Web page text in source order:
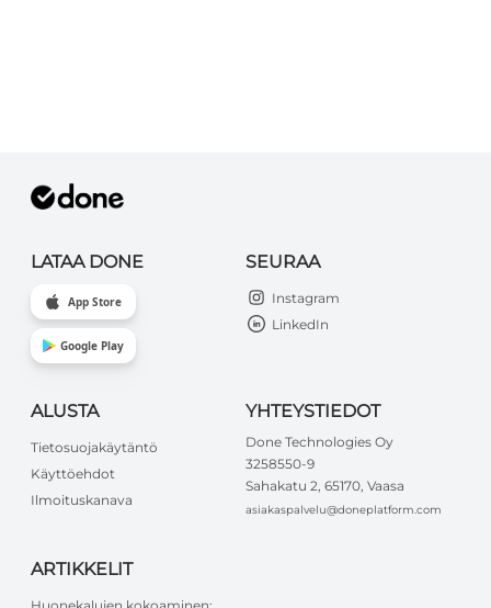
LATAA DONE
App Store
Google Play
SEURAA
Instagram
LinkedIn
ALUSTA
Tietosuojakäytäntö
Käyttöehdot
Ilmoituskanava
YHTEYSTIEDOT
Done Technologies Oy
3258550-9
Sahakatu 2, 65170, Vaasa
asiakaspalvelu@doneplatform.com
ARTIKKELIT